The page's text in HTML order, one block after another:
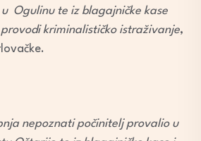
Ogulinu te iz blagajničke kase
kriminalističko istraživanje,
nepoznati počinitelj provalio u